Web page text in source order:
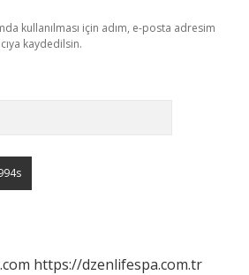
kullanılması için adım, e-posta adresim
kaydedilsin.
https://dzenlifespa.com.tr